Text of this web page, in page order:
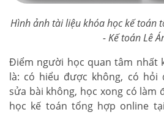
Hình ảnh tài liệu khóa học kế toán
- Kế toán Lê
Điểm người học quan tâm nhất
là: có hiểu được không, có hỏi
sửa bài không, học xong có làm
học kế toán tổng hợp online